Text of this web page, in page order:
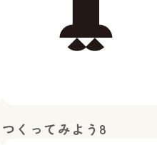
つくってみよう8